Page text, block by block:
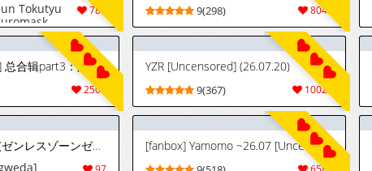
787
Tokutyu
to
Zone
[Digital]
8047
9(298)
[雪ノ嵐&异端丶] 总合辑part3：限定图集（第三部分）(～26.7)
2507
YZR [Uncensored] (26.07.20)
10026
9(367)
[gweda] ラミル (ゼンレスゾーンゼロ) [fanbox] Yamomo ~26.07 [Uncensored]